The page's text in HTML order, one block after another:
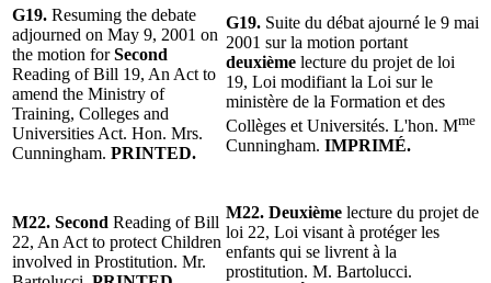
G19. Resuming the debate
adjourned on May 9, 2001 on
the motion forSecond
Reading of Bill 19, An Act to
amend the Ministry of
Training, Colleges and
Universities Act. Hon. Mrs.
Cunningham. PRINTED.
G19. Suite du débat ajourné le 9 mai
2001 sur la motion portant
deuxième lecture du projet de loi
19, Loi modifiant la Loi sur le
ministère de la Formation et des
Collèges et Universités. L'hon. Mme
Cunningham. IMPRIMÉ.
M22. Second Reading of Bill
22, An Act to protect Children
involved in Prostitution. Mr.
M22. Deuxième lecture du projet de
loi 22, Loi visant à protéger les
enfants qui se livrent à la
prostitution. M. Bartolucci.